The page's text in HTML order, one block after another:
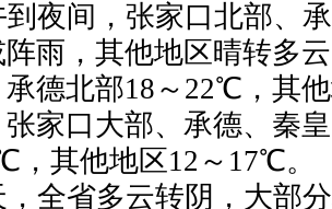
夜间，张家口北部、
雨，其他地区晴转多
承德北部18～22℃，其
家口大部、承德、秦
，其他地区12～17℃。
全省多云转阴，大部